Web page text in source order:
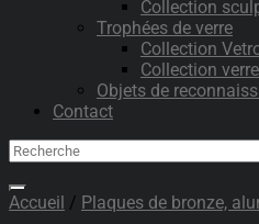
Collection
Trophées de verre
Collection
Collection
Objets de
Contact
Accueil / Plaques de bronze,